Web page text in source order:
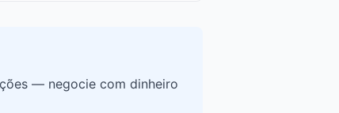
— negocie com dinheiro